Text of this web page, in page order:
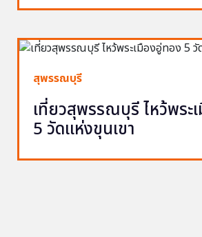
สุพรรณบุรี
เที่ยวสุพรรณบุรี ไหว้พระ
5 วัดแห่งขุนเขา